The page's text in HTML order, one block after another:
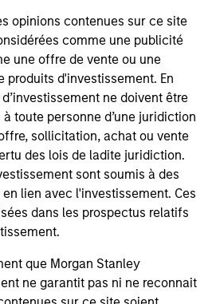
opinions contenues sur ce site
comme une publicité
une offre de vente ou une
produits d'investissement. En
ne doivent être
toute personne d’une juridiction
sollicitation, achat ou vente
des lois de ladite juridiction.
sont soumis à des
lien avec l'investissement. Ces
dans les prospectus relatifs
que Morgan Stanley
ne garantit pas ni ne reconnait
these hyperlinks to you
the inclusion of any hyperlink is
endorsement, approval,
or monitoring by us of any
any hyperlinked site. In no event
for the information contained on
site.